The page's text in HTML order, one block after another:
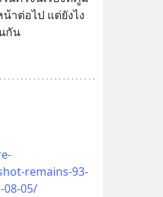
าต่อไป แต่ยังไง
กัน
remains-93-
08-05/